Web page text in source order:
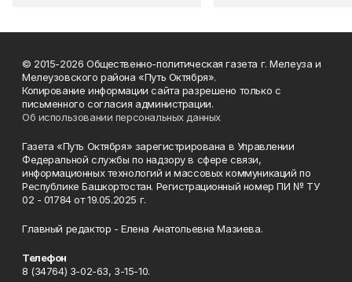
© 2015-2026 Общественно-политическая газета г. Мелеуза и
Мелеузовского района «Путь Октября».
Копирование информации сайта разрешено только с
письменного согласия администрации.
Об использовании персональных данных
Газета «Путь Октября» зарегистрирована в Управлении
Федеральной службы по надзору в сфере связи,
информационных технологий и массовых коммуникаций по
Республике Башкортостан. Регистрационный номер ПИ № ТУ
02 - 01784 от 19.05.2025 г.
Главный редактор - Елена Анатольевна Мазиева.
Телефон
8 (34764) 3-02-63, 3-15-10.